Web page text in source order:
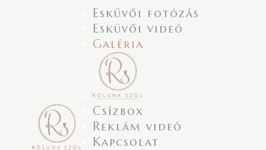
Esküvői fotózás
Esküvői videó
Galéria
Csízbox
Reklám videó
Kapcsolat